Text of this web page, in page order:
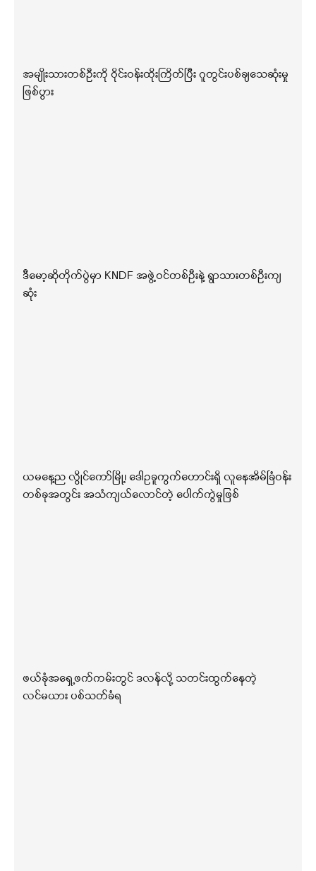
အမျိုးသားတစ်ဦးကို ဝိုင်းဝန်းထိုးကြိတ်ပြီး ဂူတွင်းပစ်ချသေဆုံးမှု
ဖြစ်ပွား
ဒီမော့ဆိုတိုက်ပွဲမှာ KNDF အဖွဲ့ဝင်တစ်ဦးနဲ့ ရွာသားတစ်ဦးကျ
ဆုံး
ယမနေ့ည လွိုင်ကော်မြို့၊ ဒေါဥခူကွက်ဟောင်းရှိ လူနေအိမ်ခြံဝန်း
တစ်ခုအတွင်း အသံကျယ်လောင်တဲ့ ပေါက်ကွဲမှုဖြစ်
ဖယ်ခုံအရှေ့ဖက်ကမ်းတွင် ဒလန်လို့ သတင်းထွက်နေတဲ့
လင်မယား ပစ်သတ်ခံရ